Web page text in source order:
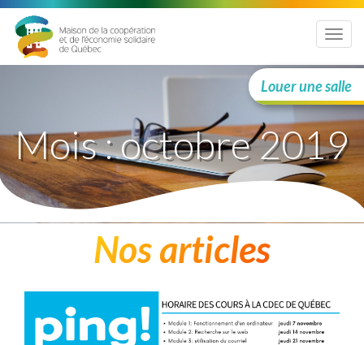
Menu
Louer une salle
Mois :octobre 2019
Nos articles